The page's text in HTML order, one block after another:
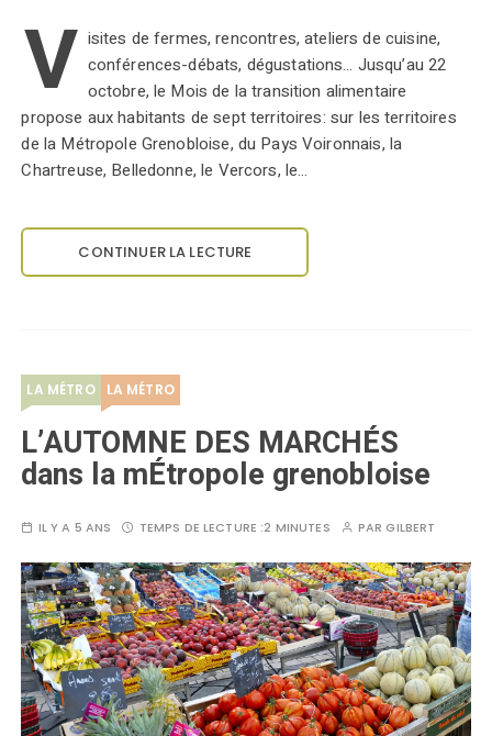
V isites de fermes, rencontres, ateliers de cuisine,
conférences-débats, dégustations… Jusqu’au 22
octobre, le Mois de la transition alimentaire
propose aux habitants de sept territoires: sur les territoires
de la Métropole Grenobloise, du Pays Voironnais, la
Chartreuse, Belledonne, le Vercors, le…
CONTINUER LA LECTURE
LA MÉTRO LA MÉTRO
L’AUTOMNE DES MARCHÉS
dans la mÉtropole grenobloise
IL Y A 5 ANS TEMPS DE LECTURE :2 MINUTES PARGILBERT